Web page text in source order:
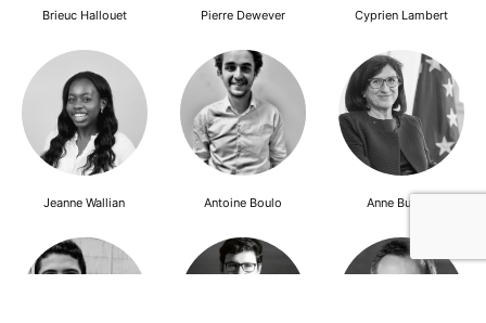
Brieuc Hallouet Pierre Dewever Cyprien Lambert
Jeanne Wallian Antoine Boulo Anne Bucher